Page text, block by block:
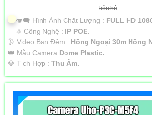
liên hệ
👁️‍🗨 Hình Ành Chất Lượng : FULL HD
⚛️ Công Nghệ : IP POE.
🌛 Video Ban Đêm : Hồng Ngoại 30m Hồng
👑 Mẫu Camera Dome Plastic.
️💎 Tích Hợp : Thu Âm.